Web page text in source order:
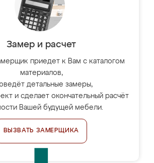
Замер и расчет
приедет к Вам с каталогом
материалов,
детальные замеры,
и сделает окончательный расчёт
Вашей будущей мебели.
ВЫЗВАТЬ ЗАМЕРЩИКА